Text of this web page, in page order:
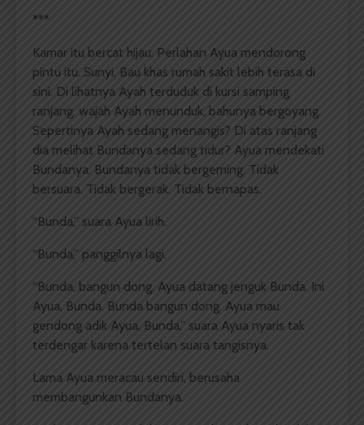
***
Kamar itu bercat hijau. Perlahan Ayua mendorong
pintu itu. Sunyi. Bau khas rumah sakit lebih terasa di
sini. Di lihatnya Ayah terduduk di kursi samping
ranjang. wajah Ayah menunduk, bahunya bergoyang.
Sepertinya Ayah sedang menangis? Di atas ranjang
dia melihat Bundanya sedang tidur? Ayua mendekati
Bundanya. Bundanya tidak bergeming. Tidak
bersuara. Tidak bergerak. Tidak bernapas.
“Bunda,” suara Ayua lirih.
“Bunda,” panggilnya lagi.
“Bunda, bangun dong. Ayua datang jenguk Bunda. Ini
Ayua, Bunda. Bunda bangun dong. Ayua mau
gendong adik Ayua, Bunda,” suara Ayua nyaris tak
terdengar karena tertelan suara tangisnya.
Lama Ayua meracau sendiri, berusaha
membangunkan Bundanya.